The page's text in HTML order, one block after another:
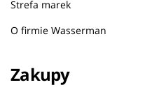
Strefa marek
O firmie Wasserman
Zakupy